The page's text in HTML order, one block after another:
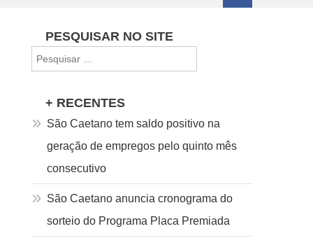
PESQUISAR NO SITE
por:
+ RECENTES
São Caetano tem saldo positivo na
geração de empregos pelo quinto mês
consecutivo
São Caetano anuncia cronograma do
sorteio do Programa Placa Premiada